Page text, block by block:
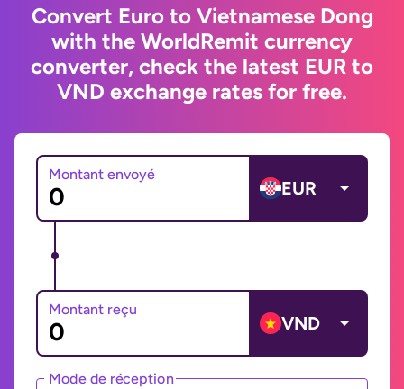
Convert Euro to Vietnamese Dong
with the WorldRemit currency
converter, check the latest EUR to
VND exchange rates for free.
Montant envoyé
EUR
Montant reçu
VND
Mode de réception